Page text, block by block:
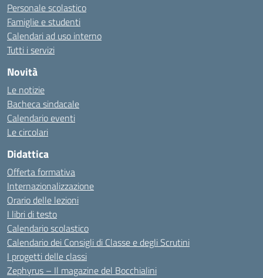
Personale scolastico
Famiglie e studenti
Calendari ad uso interno
Tutti i servizi
Novità
Le notizie
Bacheca sindacale
Calendario eventi
Le circolari
Didattica
Offerta formativa
Internazionalizzazione
Orario delle lezioni
I libri di testo
Calendario scolastico
Calendario dei Consigli di Classe e degli Scrutini
I progetti delle classi
Zephyrus – Il magazine del Bocchialini